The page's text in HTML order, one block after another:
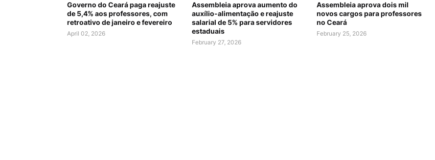
Governo do Ceará paga reajuste
de 5,4% aos professores, com
retroativo de janeiro e fevereiro
April 02, 2026
Assembleia aprova aumento do
auxílio-alimentação e reajuste
salarial de 5% para servidores
estaduais
February 27, 2026
Assembleia aprova dois mil
novos cargos para professores
no Ceará
February 25, 2026